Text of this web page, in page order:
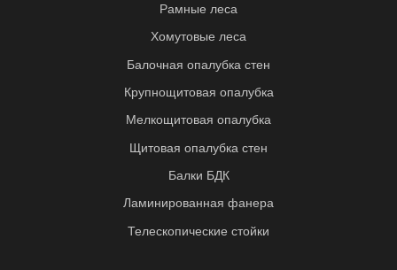
Рамные леса
Хомутовые леса
Балочная опалубка стен
Крупнощитовая опалубка
Мелкощитовая опалубка
Щитовая опалубка стен
Балки БДК
Ламинированная фанера
Телескопические стойки